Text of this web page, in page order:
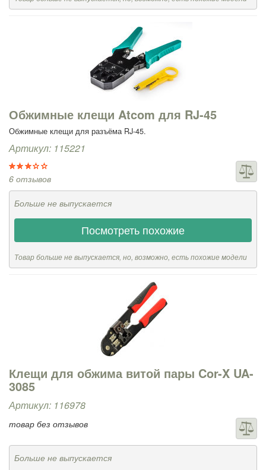
Обжимные клещи Atcom для RJ-45
Обжимные клещи для разъёма RJ-45.
Артикул: 115221
6 отзывов
Больше не выпускается
Посмотреть похожие
Товар больше не выпускается, но, возможно, есть похожие модели
Клещи для обжима витой пары Cor-X UA-
3085
Артикул: 116978
товар без отзывов
Больше не выпускается